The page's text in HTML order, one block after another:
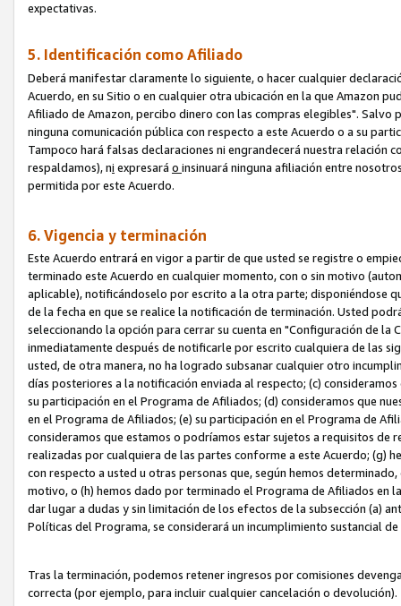
expectativas.
5. Identificación como Afiliado
Deberá manifestar claramente lo siguiente, o hacer cualquier
Acuerdo, en su Sitio o en cualquier otra ubicación en la que Amazon
Afiliado de Amazon, percibo dinero con las compras elegibles". Salvo
ninguna comunicación pública con respecto a este Acuerdo o a su
Tampoco hará falsas declaraciones ni engrandecerá nuestra relación
respaldamos), ni expresará o insinuará ninguna afiliación entre
permitida por este Acuerdo.
6. Vigencia y terminación
Este Acuerdo entrará en vigor a partir de que usted se registre o
terminado este Acuerdo en cualquier momento, con o sin motivo
aplicable), notificándoselo por escrito a la otra parte; disponiéndose
de la fecha en que se realice la notificación de terminación. Usted
seleccionando la opción para cerrar su cuenta en "Configuración de
inmediatamente después de notificarle por escrito cualquiera de las
usted, de otra manera, no ha logrado subsanar cualquier otro
días posteriores a la notificación enviada al respecto; (c)
su participación en el Programa de Afiliados; (d) consideramos que
en el Programa de Afiliados; (e) su participación en el Programa de
consideramos que estamos o podríamos estar sujetos a requisitos de
realizadas por cualquiera de las partes conforme a este Acuerdo; (g)
con respecto a usted u otras personas que, según hemos
motivo, o (h) hemos dado por terminado el Programa de Afiliados en
dar lugar a dudas y sin limitación de los efectos de la subsección (a)
Políticas del Programa, se considerará un incumplimiento sustancial
Tras la terminación, podemos retener ingresos por comisiones
correcta (por ejemplo, para incluir cualquier cancelación o devolución).